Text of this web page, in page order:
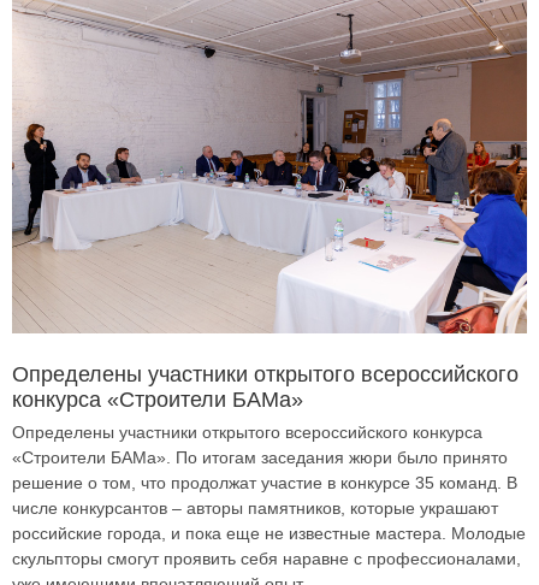
Определены участники открытого всероссийского
конкурса «Строители БАМа»
Определены участники открытого всероссийского конкурса
«Строители БАМа». По итогам заседания жюри было принято
решение о том, что продолжат участие в конкурсе 35 команд. В
числе конкурсантов – авторы памятников, которые украшают
российские города, и пока еще не известные мастера. Молодые
скульпторы смогут проявить себя наравне с профессионалами,